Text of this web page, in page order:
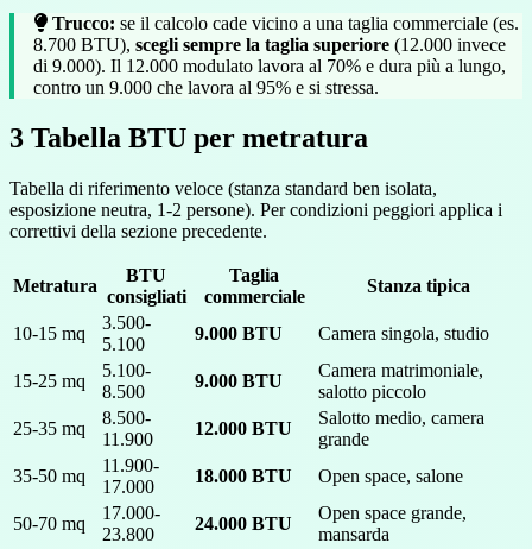
Trucco: se il calcolo cade vicino a una taglia commerciale (es.
8.700 BTU), scegli sempre la taglia superiore (12.000 invece
di 9.000). Il 12.000 modulato lavora al 70% e dura più a lungo,
contro un 9.000 che lavora al 95% e si stressa.
3 Tabella BTU per metratura
Tabella di riferimento veloce (stanza standard ben isolata,
esposizione neutra, 1-2 persone). Per condizioni peggiori applica i
correttivi della sezione precedente.
Metratura
BTU
consigliati
Taglia
commerciale
Stanza tipica
10-15 mq
3.500-
5.100
9.000 BTU Camera singola, studio
15-25 mq
5.100-
8.500
9.000 BTU
Camera matrimoniale,
salotto piccolo
25-35 mq
8.500-
11.900
12.000 BTU
Salotto medio, camera
grande
35-50 mq
11.900-
17.000
18.000 BTU Open space, salone
50-70 mq
17.000-
23.800
24.000 BTU
Open space grande,
mansarda